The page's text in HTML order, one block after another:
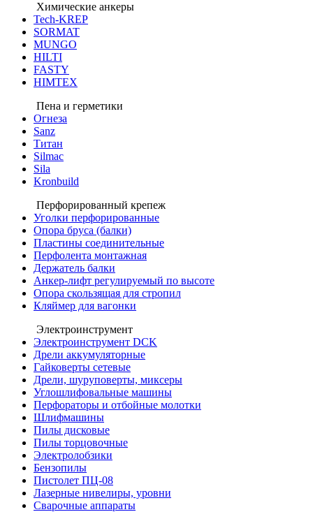
Химические анкеры
Tech-KREP
SORMAT
MUNGO
HILTI
FASTY
HIMTEX
Пена и герметики
Огнеза
Sanz
Титан
Silmac
Sila
Kronbuild
Перфорированный крепеж
Уголки перфорированные
Опора бруса (балки)
Пластины соединительные
Перфолента монтажная
Держатель балки
Анкер-лифт регулируемый по высоте
Опора скользящая для стропил
Кляймер для вагонки
Электроинструмент
Электроинструмент DCK
Дрели аккумуляторные
Гайковерты сетевые
Дрели, шуруповерты, миксеры
Углошлифовальные машины
Перфораторы и отбойные молотки
Шлифмашины
Пилы дисковые
Пилы торцовочные
Электролобзики
Бензопилы
Пистолет ПЦ-08
Лазерные нивелиры, уровни
Сварочные аппараты